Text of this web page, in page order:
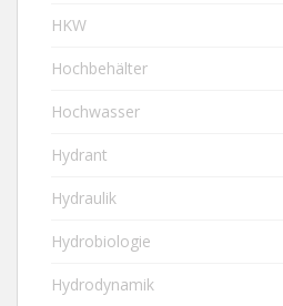
HKW
Hochbehälter
Hochwasser
Hydrant
Hydraulik
Hydrobiologie
Hydrodynamik